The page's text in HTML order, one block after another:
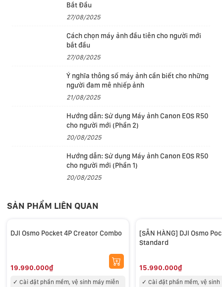
ảnh, lấy nét và ghi âm bằng các nút trên gimbal.
- Truy cập điều khiển không dây cho một số camera
bằng Bluetooth và ứng dụng Ronin.
khiển zoom hoặc lấy nét, cũng có thể tùy biến để điều
khiển màn trập, khẩu độ, ISO của máy ảnh hoặc các
tay.
Bắt Đầu
27/08/2025
Cách chọn máy ảnh đầu tiên cho người mới
bắt đầu
27/08/2025
Ý nghĩa thông số máy ảnh cần biết cho những
người đam mê nhiếp ảnh
21/08/2025
Hướng dẫn: Sử dụng Máy ảnh Canon EOS R50
cho người mới (Phần 2)
20/08/2025
Hướng dẫn: Sử dụng Máy ảnh Canon EOS R50
cho người mới (Phần 1)
20/08/2025
SẢN PHẨM LIÊN QUAN
DJI Osmo Pocket 4P Creator Combo
19.990.000₫
✓ Cài đặt phần mềm, vệ sinh máy miễn
[SẴN HÀNG] DJI Osmo
Standard
15.990.000₫
✓Cài đặt phần mềm, vệ sinh